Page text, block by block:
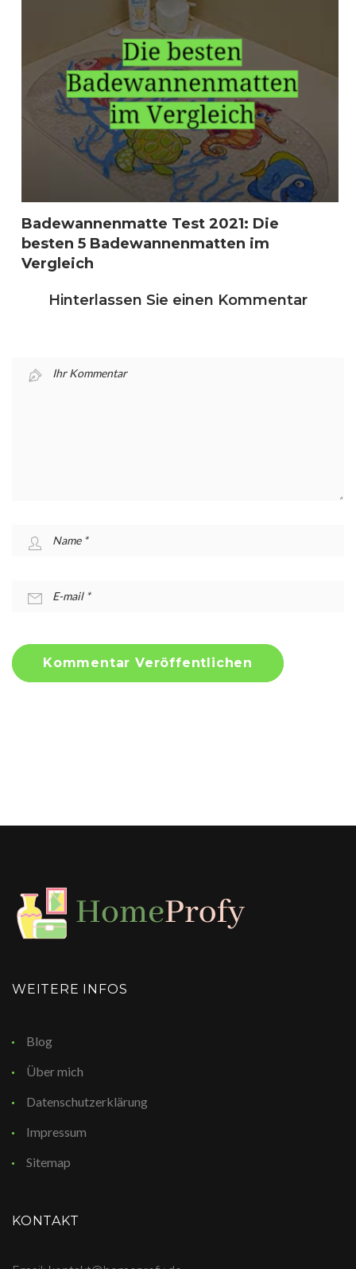
Badewannenmatte Test 2021: Die
besten 5 Badewannenmatten im
Vergleich
Hinterlassen Sie einen Kommentar
WEITERE INFOS
Blog
Über mich
Datenschutzerklärung
Impressum
Sitemap
KONTAKT